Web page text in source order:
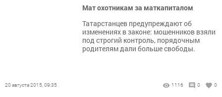
Мат охотникам за маткапиталом
Татарстанцев предупреждают об
изменениях в законе: мошенников взяли
под строгий контроль, порядочным
родителям дали больше свободы.
20 августа 2015, 09:35 1116 0 0